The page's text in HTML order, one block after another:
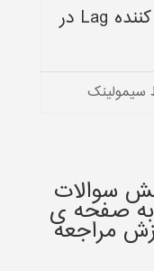
بخش هفتم: طراحی جبران کننده Lag در
سوالات
صفحه ی
مراجعه